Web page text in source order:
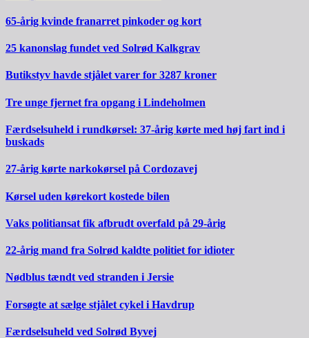
65-årig kvinde franarret pinkoder og kort
25 kanonslag fundet ved Solrød Kalkgrav
Butikstyv havde stjålet varer for 3287 kroner
Tre unge fjernet fra opgang i Lindeholmen
Færdselsuheld i rundkørsel: 37-årig kørte med høj fart ind i
buskads
27-årig kørte narkokørsel på Cordozavej
Kørsel uden kørekort kostede bilen
Vaks politiansat fik afbrudt overfald på 29-årig
22-årig mand fra Solrød kaldte politiet for idioter
Nødblus tændt ved stranden i Jersie
Forsøgte at sælge stjålet cykel i Havdrup
Færdselsuheld ved Solrød Byvej